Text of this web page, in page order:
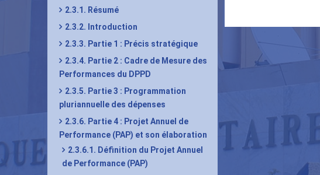
2.3.1. Résumé
2.3.2. Introduction
2.3.3. Partie 1 : Précis stratégique
2.3.4. Partie 2 : Cadre de Mesure des
Performances du DPPD
2.3.5. Partie 3 : Programmation
pluriannuelle des dépenses
2.3.6. Partie 4 : Projet Annuel de
Performance (PAP) et son élaboration
2.3.6.1. Définition du Projet Annuel
de Performance (PAP)
transversaux
livre
pour
4 :
Projet
Annuel